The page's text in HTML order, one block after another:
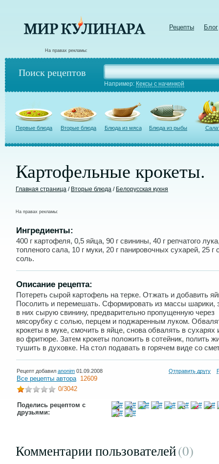
Рецепты Блог
На правах рекламы:
Поиск рецептов
Например: Кексы с начинкой
Первые блюда Вторые блюда Блюда из мяса Блюда из рыбы
Картофельные крокеты.
Главная страница / Вторые блюда / Белорусская кухня
На правах рекламы:
Ингредиенты:
400 г картофеля, 0,5 яйца, 90 г свинины, 40 г репчатого
топленого сала, 10 г муки, 20 г панировочных сухарей, 25 г
соль.
Описание рецепта:
Потереть сырой картофель на терке. Отжать и добавить
Посолить и перемешать. Сформировать из массы шарики,
в них сырую свинину, предварительно пропущенную через
мясорубку с солью, перцем и поджаренным луком.
крокеты в муке, смочить в яйце, снова обвалять в сухарях
во фритюре. Затем крокеты положить в сотейник, полить
тушить в духовке. На стол подавать в горячем виде со
Рецепт добавил anonim 01.09.2008 Отправить другу
Все рецепты автора 12609
0/3042
Поделись рецептом с
друзьями:
Комментарии пользователей(0)